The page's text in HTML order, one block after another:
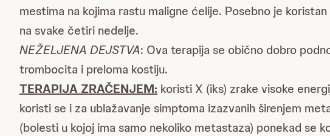
mestima na kojima rastu maligne ćelije. Posebno je
na svake četiri nedelje.
NEŽELJENA DEJSTVA: Ova terapija se obično dobro
trombocita i preloma kostiju.
TERAPIJA ZRAČENJEM: koristi X (iks) zrake visoke
koristi se i za ublažavanje simptoma izazvanih širenjem
(bolesti u kojoj ima samo nekoliko metastaza) ponekad